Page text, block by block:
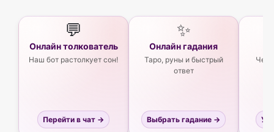
💬
Онлайн толкователь
Наш бот растолкует сон!
Перейти в чат →
✨
Онлайн гадания
Таро, руны и быстрый
ответ
Выбрать гадание →